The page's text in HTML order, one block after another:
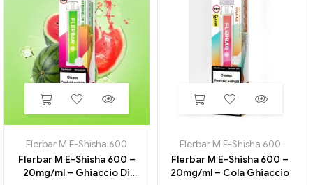
Flerbar M E-Shisha 600
Flerbar M E-Shisha 600 –
20mg/ml – Ghiaccio Di
Flerbar M E-Shisha 600
Flerbar M E-Shisha 600 –
20mg/ml – Cola Ghiaccio